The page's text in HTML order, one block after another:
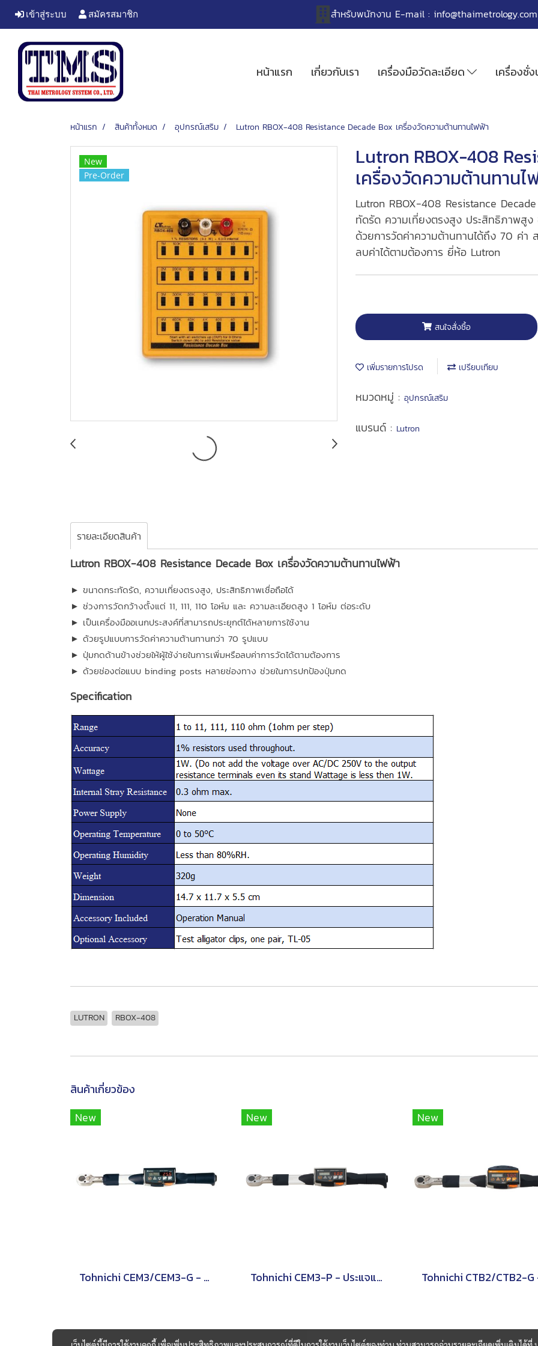
เข้าสู่ระบบ สมัครสมาชิก สำหรับพนักงาน E-mail : info@thaimetrology.com
หน้าแรก เกี่ยวกับเรา เครื่องมือวัดละเอียด เครื่องชั่
หน้าแรก สินค้าทั้งหมด อุปกรณ์เสริม Lutron RBOX-408 Resistance Decade Box เครื่องวัดความต้านทานไฟฟ้า
New
Pre-Order
Lutron RBOX-408
เครื่องวัดความต้านทานไ
Lutron RBOX-408 Resistance
ทัดรัด ความเที่ยงตรงสูง ประสิทธิภาพสูง ช่
ด้วยการวัดค่าความต้านทานได้ถึง 70 ค่า
ลบค่าได้ตามต้องการ ยี่ห้อ Lutron
สนใจสั่งซื้อ
เพิ่มรายการโปรด เปรียบเทียบ
หมวดหมู่ : อุปกรณ์เสริม
แบรนด์ : Lutron
รายละเอียดสินค้า
Lutron RBOX-408 Resistance Decade Box เครื่องวัดความต้านทานไฟฟ้า
► ขนาดกระทัดรัด, ความเที่ยงตรงสูง, ประสิทธิภาพเชื่อถือได้
► ช่วงการวัดกว้างตั้งแต่ 11, 111, 110 โอห์ม และ ความละเอียดสูง 1 โอห์ม ต่อระดับ
► เป็นเครื่องมืออเนกประสงค์ที่สามารถประยุกต์ได้หลายการใช้งาน
► ด้วยรูปแบบการวัดค่าความต้านทานกว่า 70 รูปแบบ
► ปุ่มกดด้านข้างช่วยให้ผู้ใช้ง่ายในการเพิ่มหรือลบค่าการวัดได้ตามต้องการ
► ด้วยช่องต่อแบบ binding posts หลายช่องทาง ช่วยในการปกป้องปุ่มกด
Specification
LUTRON RBOX-408
สินค้าเกี่ยวข้อง
New
Tohnichi CEM3/CEM3-G - ประแจวัดแรงบิดแบบอ่านค่าโดยตรง
New
Tohnichi CEM3-P - ประแจแรงบิดดิจิตอลชนิดหัวเปลี่ยนได้
New